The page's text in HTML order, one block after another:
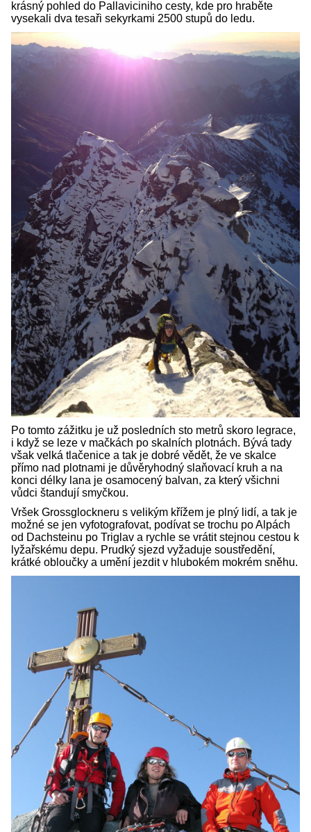
krásný pohled do Pallaviciniho cesty, kde pro hraběte
vysekali dva tesaři sekyrkami 2500 stupů do ledu.
Po tomto zážitku je už posledních sto metrů skoro legrace,
i když se leze v mačkách po skalních plotnách. Bývá tady
však velká tlačenice a tak je dobré vědět, že ve skalce
přímo nad plotnami je důvěryhodný slaňovací kruh a na
konci délky lana je osamocený balvan, za který všichni
vůdci štandují smyčkou.
Vršek Grossglockneru s velikým křížem je plný lidí, a tak je
možné se jen vyfotografovat, podívat se trochu po Alpách
od Dachsteinu po Triglav a rychle se vrátit stejnou cestou k
lyžařskému depu. Prudký sjezd vyžaduje soustředění,
krátké obloučky a umění jezdit v hlubokém mokrém sněhu.